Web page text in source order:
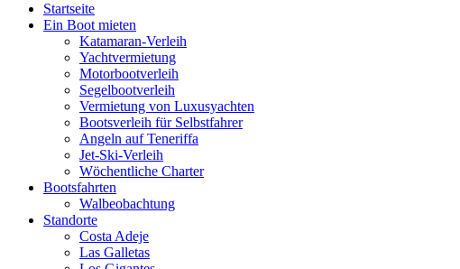
Startseite
Ein Boot mieten
Katamaran-Verleih
Yachtvermietung
Motorbootverleih
Segelbootverleih
Vermietung von Luxusyachten
Bootsverleih für Selbstfahrer
Angeln auf Teneriffa
Jet-Ski-Verleih
Wöchentliche Charter
Bootsfahrten
Walbeobachtung
Standorte
Costa Adeje
Las Galletas